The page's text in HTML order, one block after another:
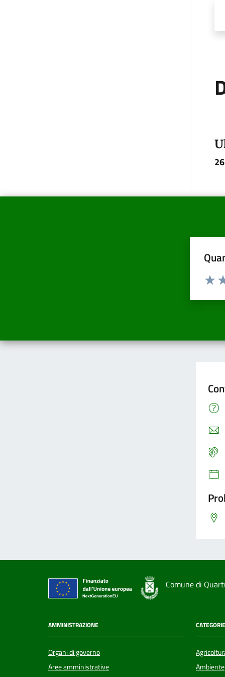
Comune di
AMMINISTRAZIONE
Organi di governo
Aree amministrative
Ambiente